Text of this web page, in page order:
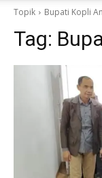
Topik Bupati Kopli
Tag: